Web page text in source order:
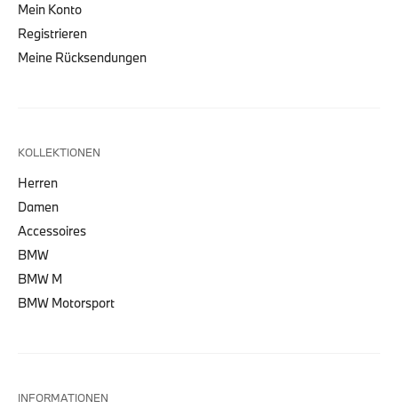
Mein Konto
Registrieren
Meine Rücksendungen
KOLLEKTIONEN
Herren
Damen
Accessoires
BMW
BMW M
BMW Motorsport
INFORMATIONEN